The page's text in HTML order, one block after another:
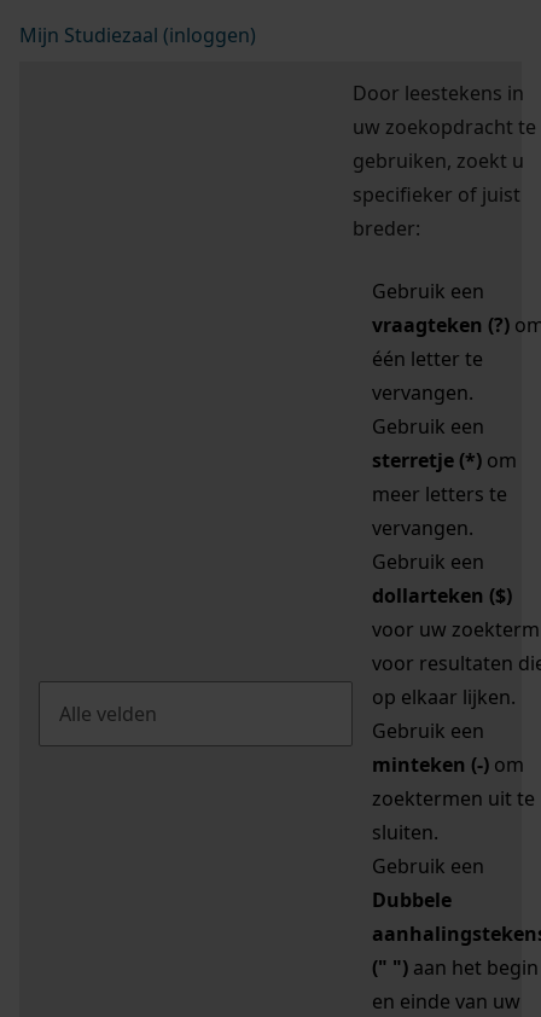
Mijn Studiezaal (inloggen)
Door leestekens in
uw zoekopdracht te
gebruiken, zoekt u
specifieker of juist
breder:
Gebruik een
vraagteken (?)
één letter te
vervangen.
Gebruik een
sterretje (*) om
meer letters te
vervangen.
Gebruik een
dollarteken ($)
voor uw zoekterm
voor resultaten
op elkaar lijken.
Gebruik een
minteken (-) om
zoektermen uit te
sluiten.
Gebruik een
Dubbele
(" ") aan het begin
en einde van uw